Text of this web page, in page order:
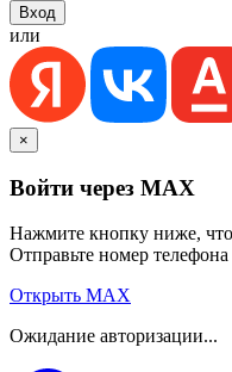
или
×
Войти через MAX
Нажмите кнопку ниже,
Отправьте номер
Открыть MAX
Ожидание авторизации...